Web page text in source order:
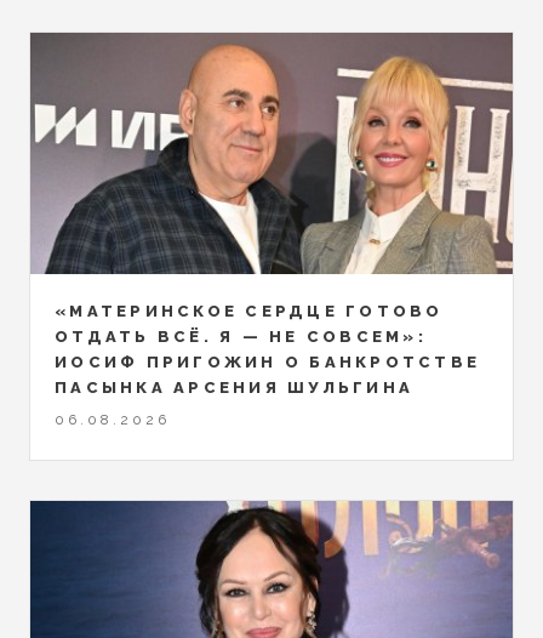
«МАТЕРИНСКОЕ СЕРДЦЕ ГОТОВО
ОТДАТЬ ВСЁ. Я — НЕ СОВСЕМ»:
ИОСИФ ПРИГОЖИН О БАНКРОТСТВЕ
ПАСЫНКА АРСЕНИЯ ШУЛЬГИНА
06.08.2026